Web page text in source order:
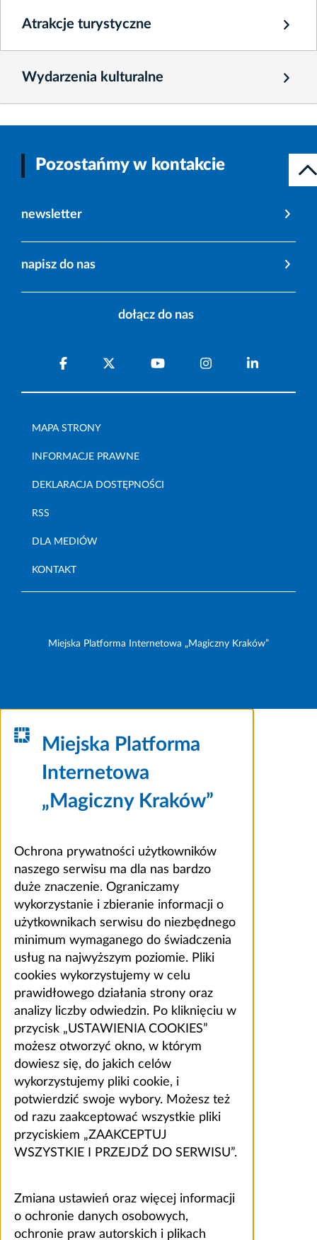
Atrakcje turystyczne
Wydarzenia kulturalne
Pozostańmy w kontakcie
newsletter
napisz do nas
dołącz do nas
MAPA STRONY
INFORMACJE PRAWNE
DEKLARACJA DOSTĘPNOŚCI
RSS
DLA MEDIÓW
KONTAKT
Miejska Platforma Internetowa „Magiczny Kraków”
Miejska Platforma
Internetowa
„Magiczny Kraków”
Ochrona prywatności użytkowników
naszego serwisu ma dla nas bardzo
duże znaczenie. Ograniczamy
wykorzystanie i zbieranie informacji o
użytkownikach serwisu do niezbędnego
minimum wymaganego do świadczenia
usług na najwyższym poziomie. Pliki
cookies wykorzystujemy w celu
prawidłowego działania strony oraz
analizy liczby odwiedzin. Po kliknięciu w
przycisk „USTAWIENIA COOKIES”
możesz otworzyć okno, w którym
dowiesz się, do jakich celów
wykorzystujemy pliki cookie, i
potwierdzić swoje wybory. Możesz też
od razu zaakceptować wszystkie pliki
przyciskiem „ZAAKCEPTUJ
WSZYSTKIE I PRZEJDŹ DO SERWISU”.
Zmiana ustawień oraz więcej informacji
o ochronie danych osobowych,
ochronie praw autorskich i plikach